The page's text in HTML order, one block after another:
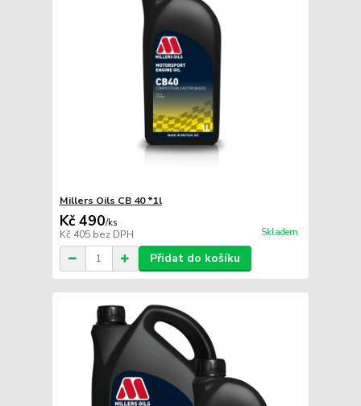
Millers Oils CB 40 *1l
Kč 490/ks
Kč 405 bez DPH Skladem
Přidat do košíku